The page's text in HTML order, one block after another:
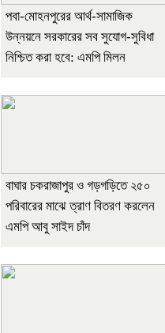
পবা-মোহনপুরের আর্থ-সামাজিক
উন্নয়নে সরকারের সব সুযোগ-সুবিধা
নিশ্চিত করা হবে: এমপি মিলন
বাঘার চকরাজাপুর ও গড়গড়িতে ২৫০
পরিবারের মাঝে ত্রাণ বিতরণ করলেন
এমপি আবু সাইদ চাঁদ